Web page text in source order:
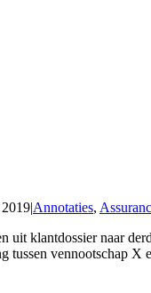
|Annotaties,
uit klantdossier naar
tussen vennootschap